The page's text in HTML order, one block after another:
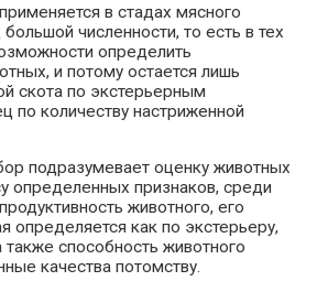
в стадах мясного
численности, то есть в тех
определить
и потому остается лишь
скота по экстерьерным
по количеству настриженной
подразумевает оценку животных
определенных признаков, среди
животного, его
определяется как по экстерьеру,
также способность животного
качества потомству.